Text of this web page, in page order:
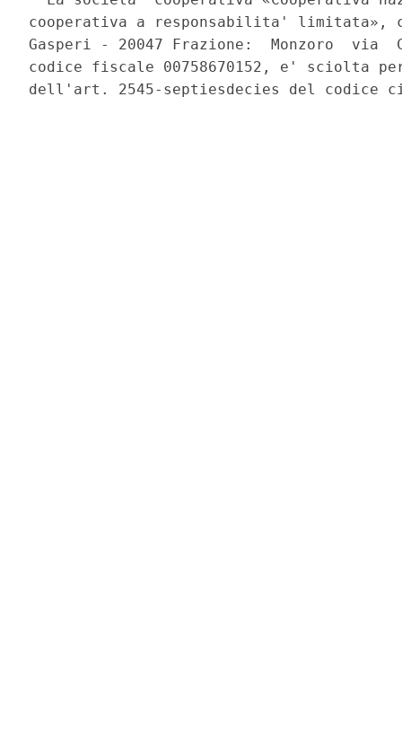
cooperativa a responsabilita' limitata»,
Gasperi - 20047 Frazione:  Monzoro  via
codice fiscale 00758670152, e' sciolta